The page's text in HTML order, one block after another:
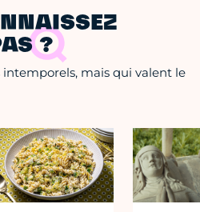
?
intemporels, mais qui valent le